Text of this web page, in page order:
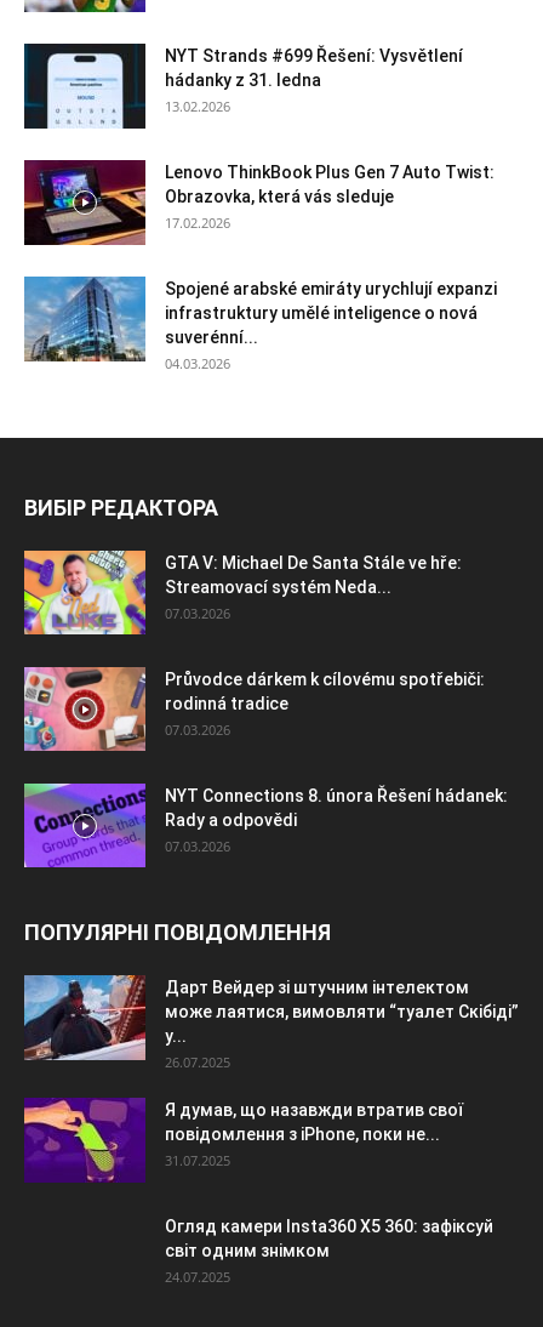
NYT Strands #699 Řešení: Vysvětlení
hádanky z 31. ledna
13.02.2026
Lenovo ThinkBook Plus Gen 7 Auto Twist:
Obrazovka, která vás sleduje
17.02.2026
Spojené arabské emiráty urychlují expanzi
infrastruktury umělé inteligence o nová
suverénní...
04.03.2026
ВИБІР РЕДАКТОРА
GTA V: Michael De Santa Stále ve hře:
Streamovací systém Neda...
07.03.2026
Průvodce dárkem k cílovému spotřebiči:
rodinná tradice
07.03.2026
NYT Connections 8. února Řešení hádanek:
Rady a odpovědi
07.03.2026
ПОПУЛЯРНІ ПОВІДОМЛЕННЯ
Дарт Вейдер зі штучним інтелектом
може лаятися, вимовляти “туалет Скібіді”
у...
26.07.2025
Я думав, що назавжди втратив свої
повідомлення з iPhone, поки не...
31.07.2025
Огляд камери Insta360 X5 360: зафіксуй
світ одним знімком
24.07.2025